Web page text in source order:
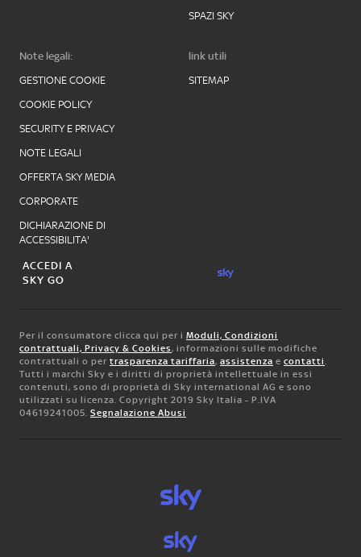
SPAZI SKY
Note legali:
GESTIONE COOKIE
COOKIE POLICY
SECURITY E PRIVACY
NOTE LEGALI
OFFERTA SKY MEDIA
CORPORATE
DICHIARAZIONE DI
ACCESSIBILITA'
link utili
SITEMAP
ACCEDI A
SKY GO
Per il consumatore clicca qui per i Moduli, Condizioni
contrattuali, Privacy & Cookies, informazioni sulle modifiche
contrattuali o per trasparenza tariffaria, assistenza e contatti.
Tutti i marchi Sky e i diritti di proprietà intellettuale in essi
contenuti, sono di proprietà di Sky international AG e sono
utilizzati su licenza. Copyright 2019 Sky Italia - P.IVA
04619241005. Segnalazione Abusi